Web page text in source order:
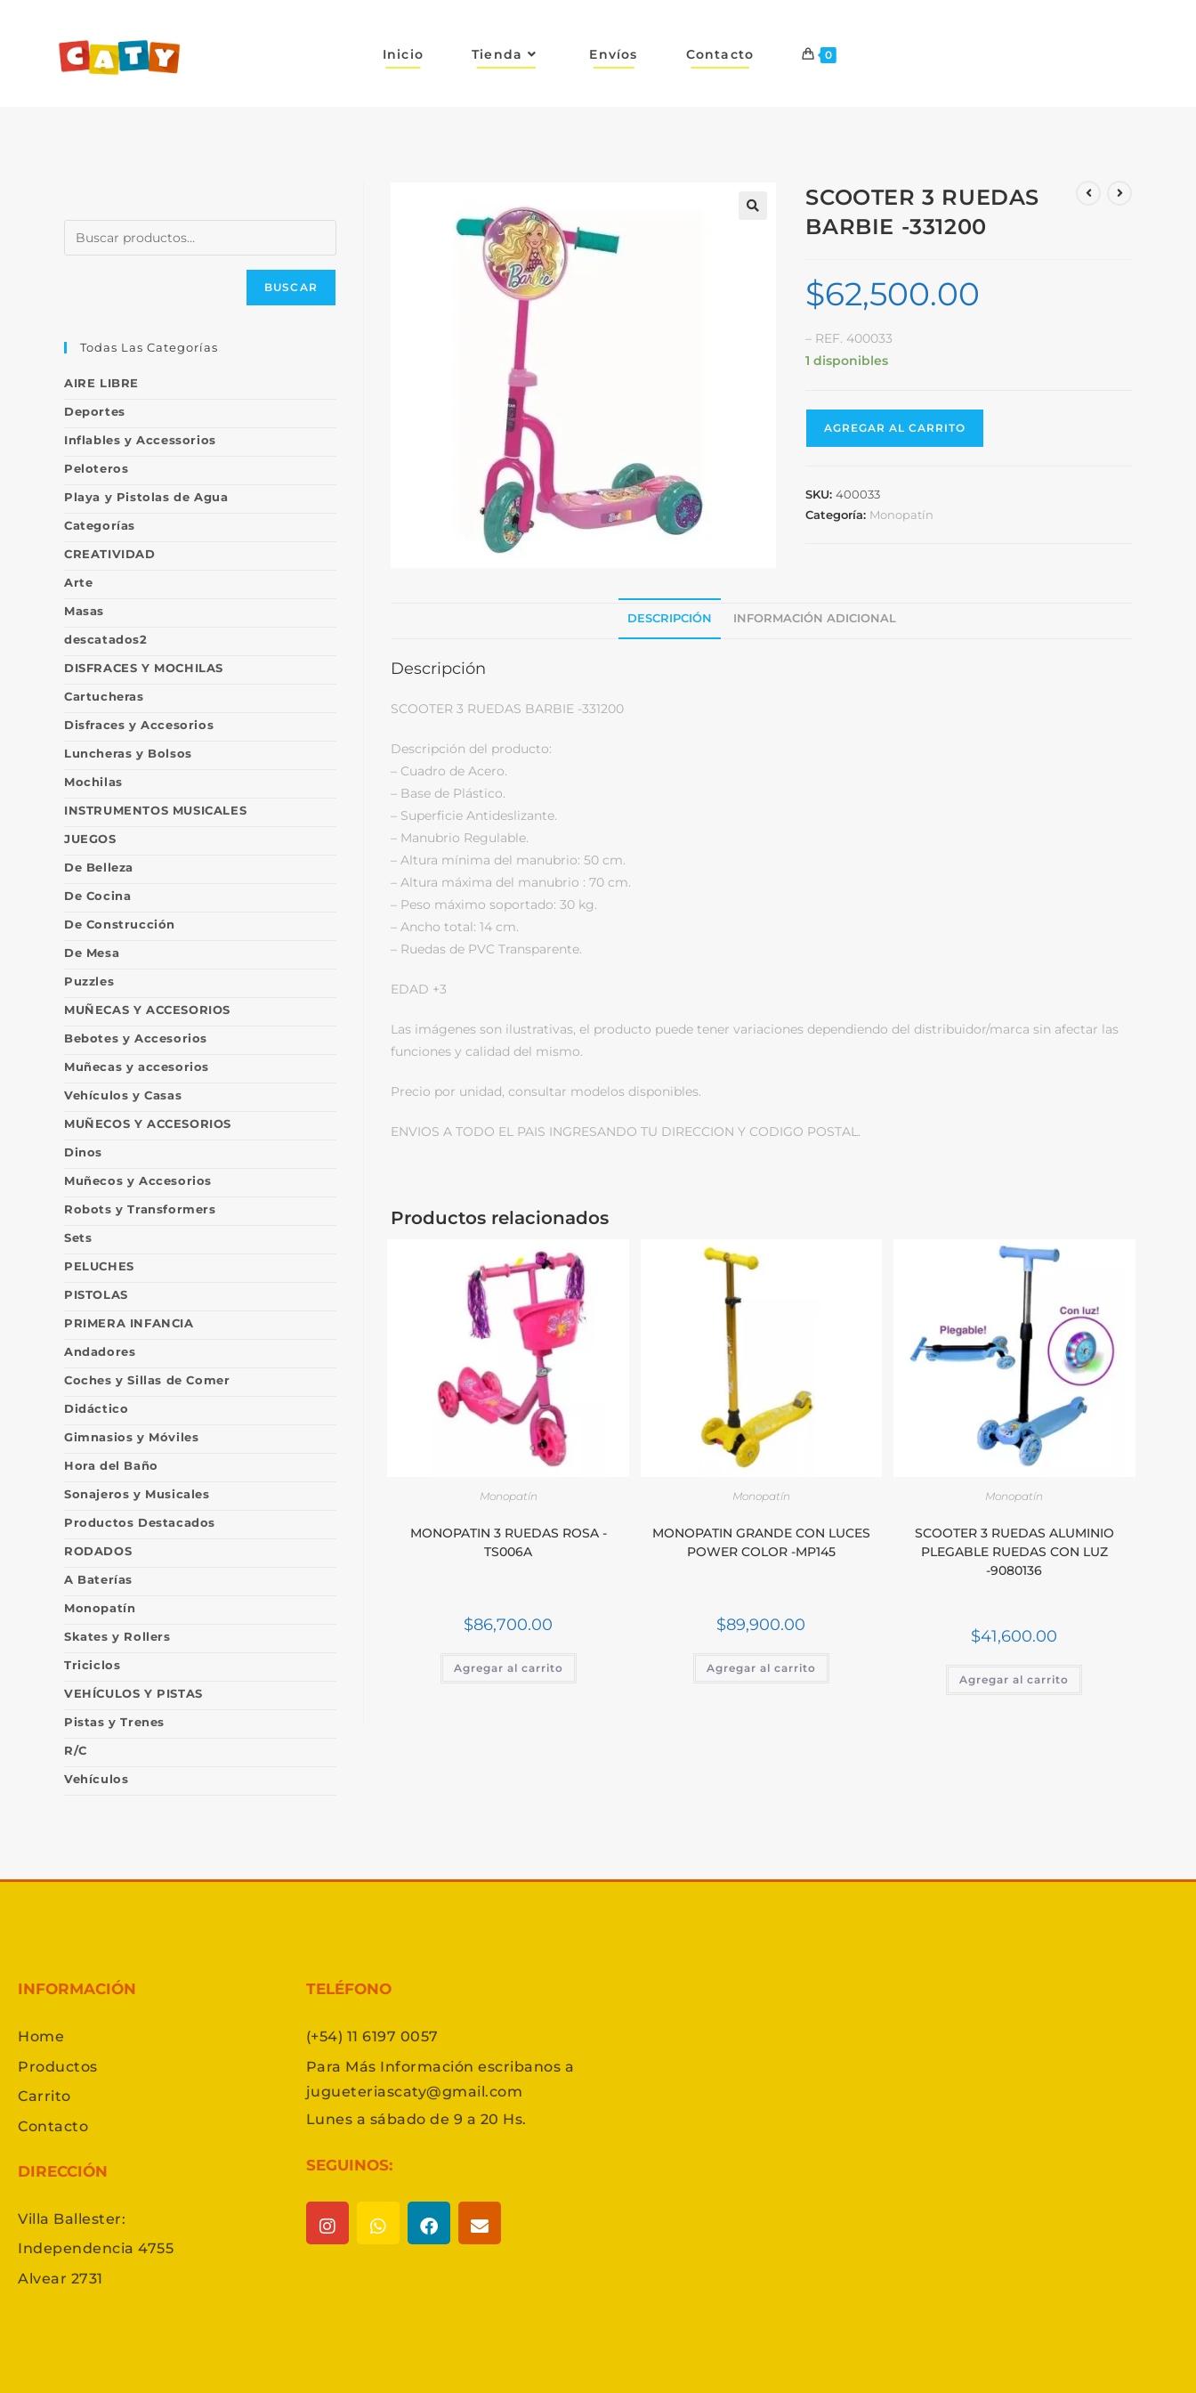
Inicio Tienda Envíos Contacto 0
SCOOTER 3 RUEDAS
BARBIE -331200
$62,500.00
– REF. 400033
1 disponibles
AGREGAR AL CARRITO
SKU:400033
Categoría: Monopatín
DESCRIPCIÓN INFORMACIÓN ADICIONAL
Descripción
SCOOTER 3 RUEDAS BARBIE -331200
Descripción del producto:
– Cuadro de Acero.
– Base de Plástico.
– Superficie Antideslizante.
– Manubrio Regulable.
– Altura mínima del manubrio: 50 cm.
– Altura máxima del manubrio : 70 cm.
– Peso máximo soportado: 30 kg.
– Ancho total: 14 cm.
– Ruedas de PVC Transparente.
EDAD +3
Las imágenes son ilustrativas, el producto puede tener variaciones dependiendo del distribuidor/marca sin afectar las
funciones y calidad del mismo.
Precio por unidad, consultar modelos disponibles.
ENVIOS A TODO EL PAIS INGRESANDO TU DIRECCION Y CODIGO POSTAL.
Productos relacionados
Monopatín
MONOPATIN 3 RUEDAS ROSA -
TS006A
$86,700.00
Agregar al carrito
Monopatín
MONOPATIN GRANDE CON LUCES
POWER COLOR -MP145
$89,900.00
Agregar al carrito
Monopatín
SCOOTER 3 RUEDAS ALUMINIO
PLEGABLE RUEDAS CON LUZ
-9080136
$41,600.00
Agregar al carrito
BUSCAR
Todas Las Categorías
AIRE LIBRE
Deportes
Inflables y Accessorios
Peloteros
Playa y Pistolas de Agua
Categorías
CREATIVIDAD
Arte
Masas
descatados2
DISFRACES Y MOCHILAS
Cartucheras
Disfraces y Accesorios
Luncheras y Bolsos
Mochilas
INSTRUMENTOS MUSICALES
JUEGOS
De Belleza
De Cocina
De Construcción
De Mesa
Puzzles
MUÑECAS Y ACCESORIOS
Bebotes y Accesorios
Muñecas y accesorios
Vehículos y Casas
MUÑECOS Y ACCESORIOS
Dinos
Muñecos y Accesorios
Robots y Transformers
Sets
PELUCHES
PISTOLAS
PRIMERA INFANCIA
Andadores
Coches y Sillas de Comer
Didáctico
Gimnasios y Móviles
Hora del Baño
Sonajeros y Musicales
Productos Destacados
RODADOS
A Baterías
Monopatín
Skates y Rollers
Triciclos
VEHÍCULOS Y PISTAS
Pistas y Trenes
R/C
Vehículos
INFORMACIÓN
Home
Productos
Carrito
Contacto
DIRECCIÓN
Villa Ballester:
Independencia 4755
Alvear 2731
TELÉFONO
(+54) 11 6197 0057
Para Más Información escribanos a
jugueteriascaty@gmail.com
Lunes a sábado de 9 a 20 Hs.
SEGUINOS: